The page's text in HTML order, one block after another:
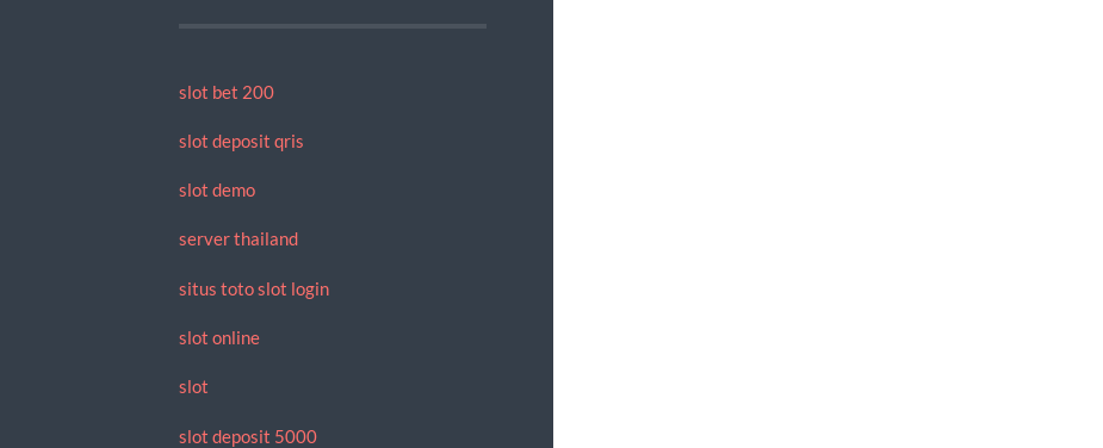
slot bet 200
slot deposit qris
slot demo
server thailand
situs toto slot login
slot online
slot
slot deposit 5000